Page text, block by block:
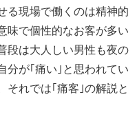
る現場で働くのは精神的
味で個性的なお客が多い
段は大人しい男性も夜の
分が｢痛い｣と思われてい
それでは｢痛客｣の解説と